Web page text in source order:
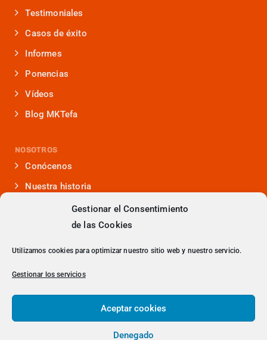
Gestionar el Consentimiento
de las Cookies
Utilizamos cookies para optimizar nuestro sitio web y nuestro servicio.
Gestionar los servicios
Aceptar cookies
Denegado
Testimoniales
Casos de éxito
Informes
Ponencias
Vídeos
Blog MKTefa
NOSOTROS
Conócenos
Nuestra historia
Iniciativas que lideramos
Noticias y eventos
Presencia en medios
> Política de Privacidad